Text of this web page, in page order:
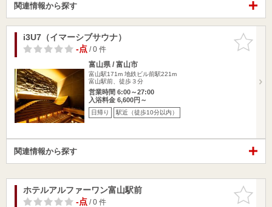
関連情報から探す
お気に入
りに追加
i3U7（イマーシブサウナ）
-点/ 0 件
富山県 / 富山市
富山駅171m 地鉄ビル前駅221m
富山駅前、徒歩３分
営業時間 6:00～27:00
入浴料金 6,600円～
日帰り 駅近（徒歩10分以内）
関連情報から探す
お気に入
りに追加
ホテルアルファーワン富山駅前
-点/ 0 件